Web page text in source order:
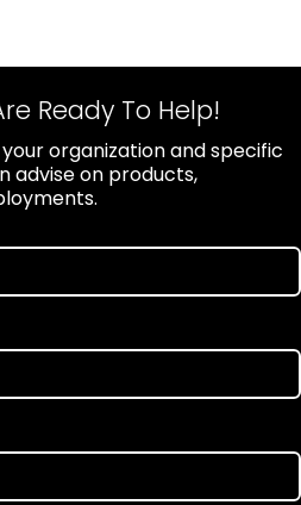
Ready To Help!
organization and specific
advise on products,